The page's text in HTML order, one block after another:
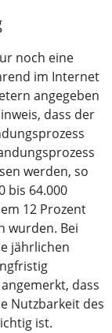
noch eine
im Internet
angegeben
dass der
werden, so
bis 64.000
12 Prozent
wurden. Bei
jährlichen
dass
Nutzbarkeit des
ist.